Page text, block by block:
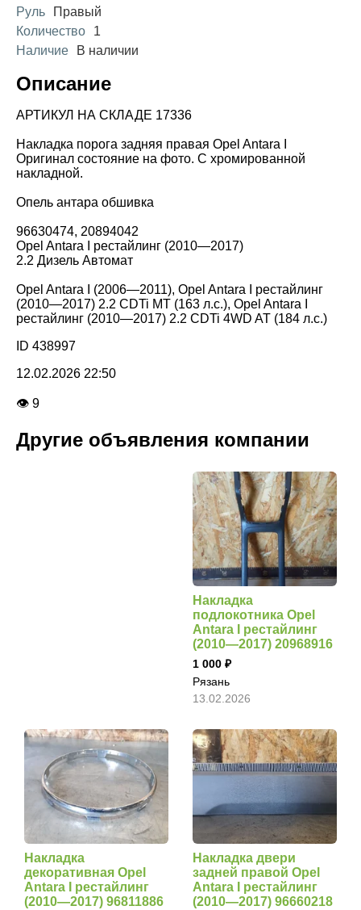
Руль
Правый
Количество
1
Наличие
В наличии
Описание
АРТИКУЛ НА СКЛАДЕ 17336
Накладка порога задняя правая Opel Antara I
Оригинал состояние на фото. С хромированной
накладной.
Опель антара обшивка
96630474, 20894042
Opel Antara I рестайлинг (2010—2017)
2.2 Дизель Автомат
Opel Antara I (2006—2011), Opel Antara I рестайлинг
(2010—2017) 2.2 CDTi MT (163 л.с.), Opel Antara I
рестайлинг (2010—2017) 2.2 CDTi 4WD AT (184 л.с.)
ID 438997
12.02.2026 22:50
👁 9
Другие объявления компании
Накладка
подлокотника Opel
Antara I рестайлинг
(2010—2017) 20968916
1 000
Рязань
13.02.2026
Накладка
декоративная Opel
Antara I рестайлинг
(2010—2017) 96811886
Накладка двери
задней правой Opel
Antara I рестайлинг
(2010—2017) 96660218